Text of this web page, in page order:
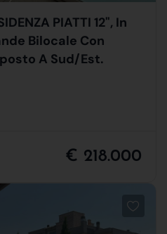
PIATTI 12", In
Bilocale Con
A Sud/Est.
€ 218.000